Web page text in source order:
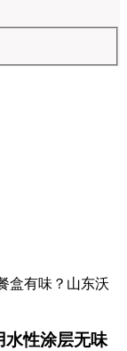
盒有味？山东沃
水性涂层无味